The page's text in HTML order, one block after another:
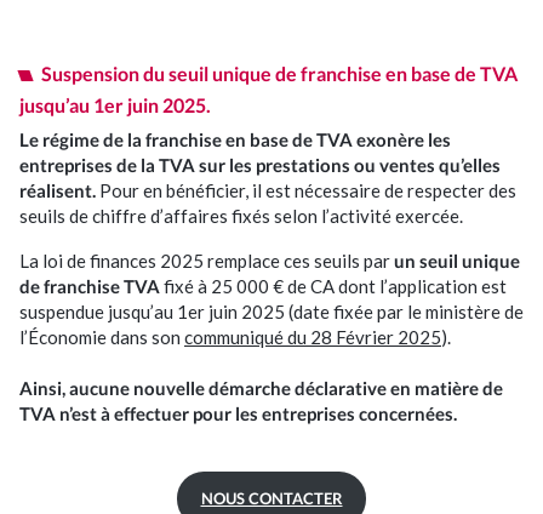
Nous rejoindre
Se connecter
Suspension du seuil unique de franchise en base de TVA
jusqu’au 1er juin 2025.
Le régime de la franchise en base de TVA exonère les
entreprises de la TVA sur les prestations ou ventes qu’elles
réalisent. Pour en bénéficier, il est nécessaire de respecter des
seuils de chiffre d’affaires fixés selon l’activité exercée.
La loi de finances 2025 remplace ces seuils parun seuil unique
de franchise TVA fixé à 25 000 € de CA dont l’application est
suspendue jusqu’au 1er juin 2025 (date fixée par le ministère de
l’Économie dans son communiqué du 28 Février 2025).
Ainsi, aucune nouvelle démarche déclarative en matière de
TVA n’est à effectuer pour les entreprises concernées.
NOUS CONTACTER